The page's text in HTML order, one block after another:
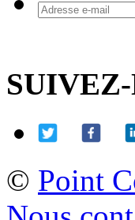
© Point